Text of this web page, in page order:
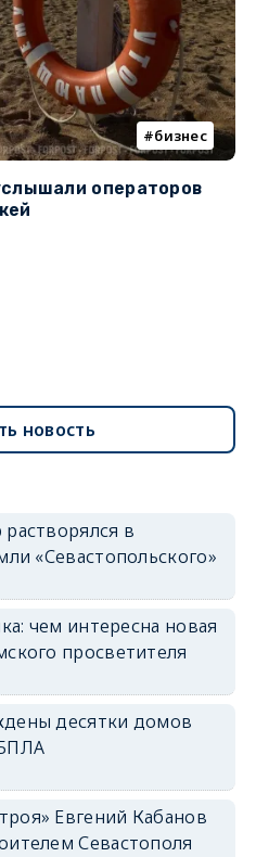
бизнес
операторов
новость
в
«Севастопольского»
чем интересна новая
просветителя
десятки домов
Евгений Кабанов
Севастополя